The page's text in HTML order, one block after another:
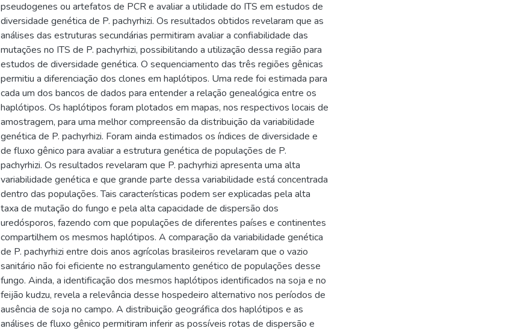
pseudogenes ou artefatos de PCR e avaliar a utilidade do ITS em estudos de
diversidade genética de P. pachyrhizi. Os resultados obtidos revelaram que as
análises das estruturas secundárias permitiram avaliar a confiabilidade das
mutações no ITS de P. pachyrhizi, possibilitando a utilização dessa região para
estudos de diversidade genética. O sequenciamento das três regiões gênicas
permitiu a diferenciação dos clones em haplótipos. Uma rede foi estimada para
cada um dos bancos de dados para entender a relação genealógica entre os
haplótipos. Os haplótipos foram plotados em mapas, nos respectivos locais de
amostragem, para uma melhor compreensão da distribuição da variabilidade
genética de P. pachyrhizi. Foram ainda estimados os índices de diversidade e
de fluxo gênico para avaliar a estrutura genética de populações de P.
pachyrhizi. Os resultados revelaram que P. pachyrhizi apresenta uma alta
variabilidade genética e que grande parte dessa variabilidade está concentrada
dentro das populações. Tais características podem ser explicadas pela alta
taxa de mutação do fungo e pela alta capacidade de dispersão dos
uredósporos, fazendo com que populações de diferentes países e continentes
compartilhem os mesmos haplótipos. A comparação da variabilidade genética
de P. pachyrhizi entre dois anos agrícolas brasileiros revelaram que o vazio
sanitário não foi eficiente no estrangulamento genético de populações desse
fungo. Ainda, a identificação dos mesmos haplótipos identificados na soja e no
feijão kudzu, revela a relevância desse hospedeiro alternativo nos períodos de
ausência de soja no campo. A distribuição geográfica dos haplótipos e as
análises de fluxo gênico permitiram inferir as possíveis rotas de dispersão e